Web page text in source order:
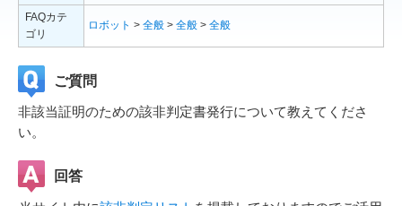
FAQカテ
ゴリ
ロボット > 全般 > 全般 > 全般
ご質問
非該当証明のための該非判定書発行について教えてくださ
い。
回答